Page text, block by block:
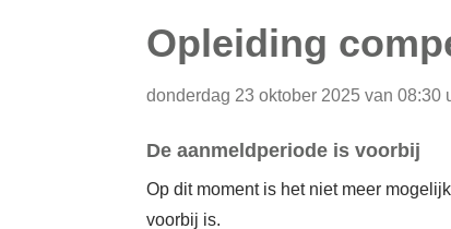
Opleiding
donderdag 23 oktober 2025 van 08:30
De aanmeldperiode is voorbij
Op dit moment is het niet meer
voorbij is.